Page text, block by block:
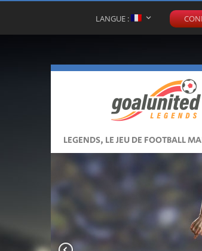
LANGUE :
LEGENDS, LE JEU DE FOOTBALL